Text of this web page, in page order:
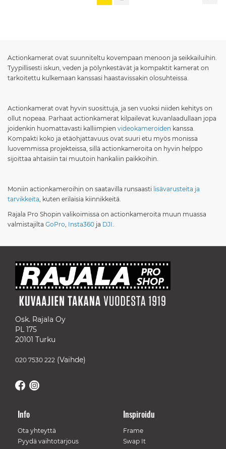
Actionkamerat ovat suunniteltu kovempaan menoon ja seikkailuihin.
Tyypillisesti iskun, veden ja pölynkestävät ja kompaktit kamerat on
tarkoitettu kulkemaan kanssasi haastavissakin olosuhteissa.
Actionkamerat ovat hyvin suosittuja, ja sen vuoksi niiden kehitys on
ollut nopeaa. Parhaat actionkamerat kilpailevat kuvanlaadullaan jopa
joidenkin huomattavasti kalliimpien videokameroiden kanssa.
Kompakti koko ja etäohjattavuus ovat suuri etu myös monissa
luovemmissa projekteissa, sillä actionkameroita on hyvin helppo
sijoittaa ahtaisiin tai muutoin hankaliin paikkoihin.
Moniin actionkameroihin on saatavilla runsaasti lisävarusteita ja
tarvikkeita, kuten erilaisia kiinnikkeitä.
Rajala Pro Shopin valikoimissa on actionkameroita muun muassa
valmistajilta GoPro, Insta360 ja DJI.
Osk. Rajala Oy
PL 175
20101 Turku
020 7530 222 (Vaihde)
Info
Ota yhteyttä
Pyydä vaihtotarjous
Inspiroidu
Frame
Swap It